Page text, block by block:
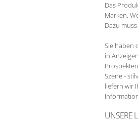
Das
Marken.
Dazu
Sie haben
in
Szene -
liefern wir
UNSERE